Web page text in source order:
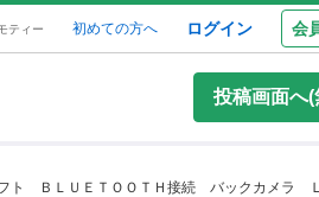
ティー 初めての方へ ログイン 会
投稿画面へ(
ト ＢＬＵＥＴＯＯＴＨ接続 バックカメラ